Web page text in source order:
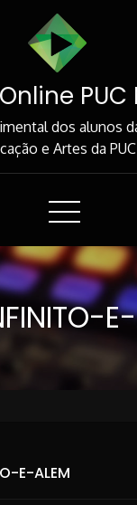
PUC
dos alunos
e Artes da
E-ALEM